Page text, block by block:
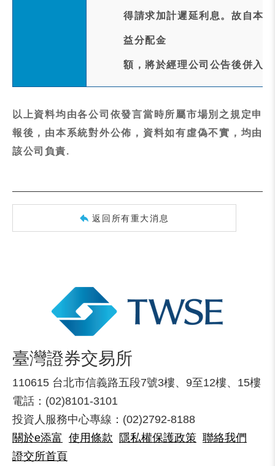
得請求加計遲延利息。故自本
益分配金
額，將於經理公司公告後併入
以上資料均由各公司依發言當時所屬市場別之規定申
報後，由本系統對外公佈，資料如有虛偽不實，均由
該公司負責.
返回所有重大消息
臺灣證券交易所
110615 台北市信義路五段7號3樓、9至12樓、15樓
電話：(02)8101-3101
投資人服務中心專線：(02)2792-8188
關於e添富 使用條款 隱私權保護政策 聯絡我們
證交所首頁